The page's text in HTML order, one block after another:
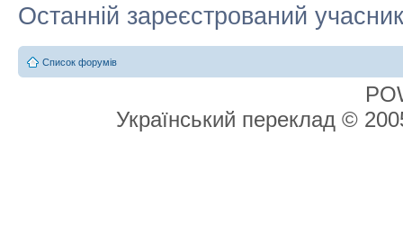
Останній зареєстрований
Список форумів
Український переклад ©